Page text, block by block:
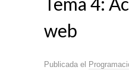
web
Publicada el